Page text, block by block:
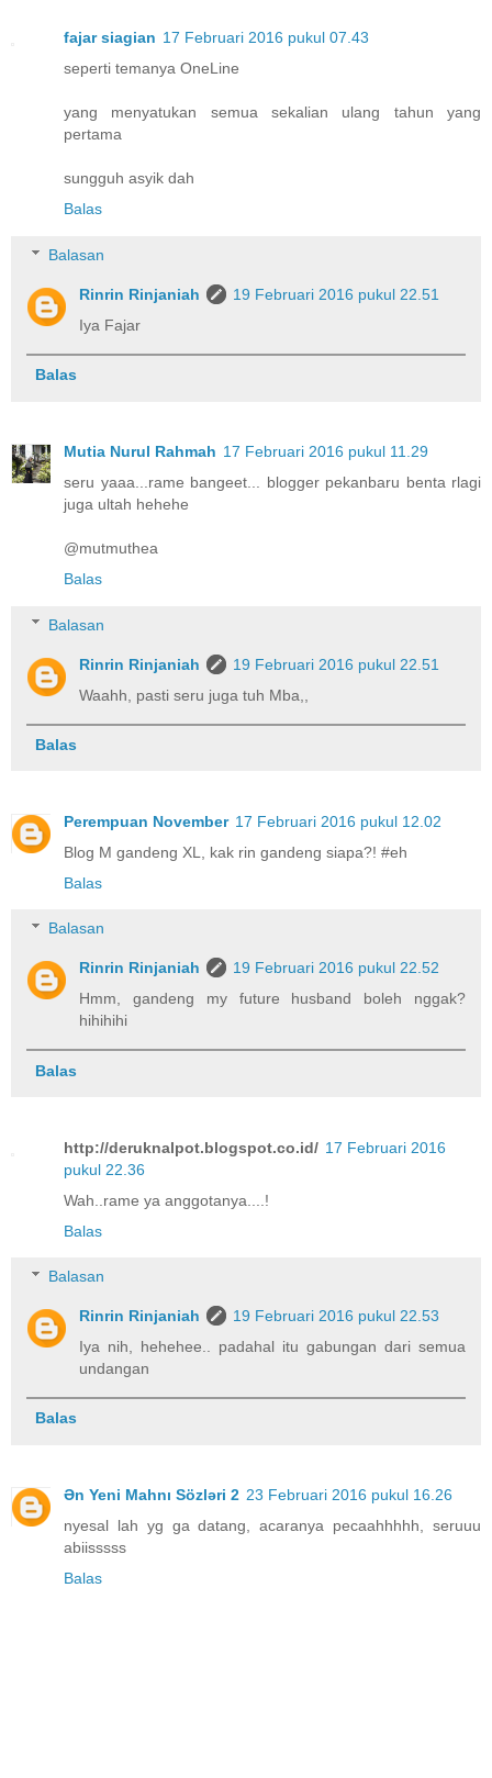
fajar siagian 17 Februari 2016 pukul 07.43
seperti temanya OneLine
yang menyatukan semua sekalian ulang tahun yang
pertama
sungguh asyik dah
Balas
Balasan
Rinrin Rinjaniah
19 Februari 2016 pukul 22.51
Iya Fajar
Balas
Mutia Nurul Rahmah 17 Februari 2016 pukul 11.29
seru yaaa...rame bangeet... blogger pekanbaru benta rlagi
juga ultah hehehe
@mutmuthea
Balas
Balasan
Rinrin Rinjaniah
19 Februari 2016 pukul 22.51
Waahh, pasti seru juga tuh Mba,,
Balas
Perempuan November 17 Februari 2016 pukul 12.02
Blog M gandeng XL, kak rin gandeng siapa?! #eh
Balas
Balasan
Rinrin Rinjaniah
19 Februari 2016 pukul 22.52
Hmm, gandeng my future husband boleh nggak?
hihihihi
Balas
http://deruknalpot.blogspot.co.id/ 17 Februari 2016
pukul 22.36
Wah..rame ya anggotanya....!
Balas
Balasan
Rinrin Rinjaniah
19 Februari 2016 pukul 22.53
Iya nih, hehehee.. padahal itu gabungan dari semua
undangan
Balas
Ən Yeni Mahnı Sözləri 2 23 Februari 2016 pukul 16.26
nyesal lah yg ga datang, acaranya pecaahhhhh, seruuu
abiisssss
Balas